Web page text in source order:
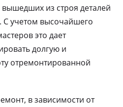
из строя деталей
учетом высочайшего
это дает
долгую и
отремонтированной
в зависимости от